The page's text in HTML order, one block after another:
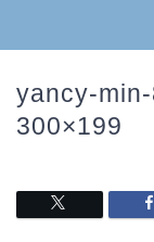
yancy-
300×199